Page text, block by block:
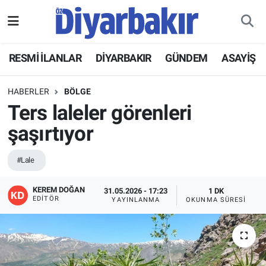
RESMİ İLANLAR DİYARBAKIR GÜNDEM ASAYİŞ
HABERLER BÖLGE
Ters laleler görenleri
şaşırtıyor
#Lale
KEREM DOĞAN
EDITÖR
31.05.2026 - 17:23
YAYINLANMA
1 DK
OKUNMA SÜRESI
ASAYİŞ
DİYARBAKIR
EKONOMİ
GÜNDEM
BÖLGE
KÜLTÜR SANAT
Hava Durumu
Namaz Vakitleri
Trafik Durumu
Süper Lig Puan Durumu ve Fikstür
Tüm Manşetler
Haber Arşivi